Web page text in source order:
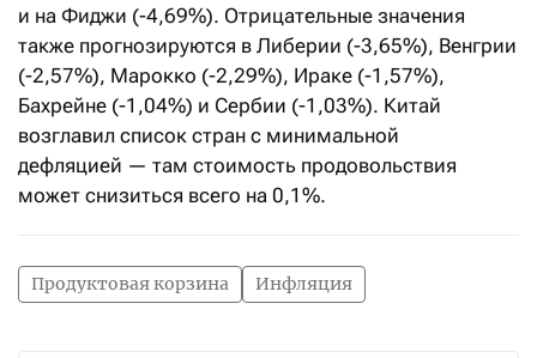
и на Фиджи (-4,69%). Отрицательные значения
также прогнозируются в Либерии (-3,65%), Венгрии
(-2,57%), Марокко (-2,29%), Ираке (-1,57%),
Бахрейне (-1,04%) и Сербии (-1,03%). Китай
возглавил список стран с минимальной
дефляцией — там стоимость продовольствия
может снизиться всего на 0,1%.
Продуктовая корзина Инфляция